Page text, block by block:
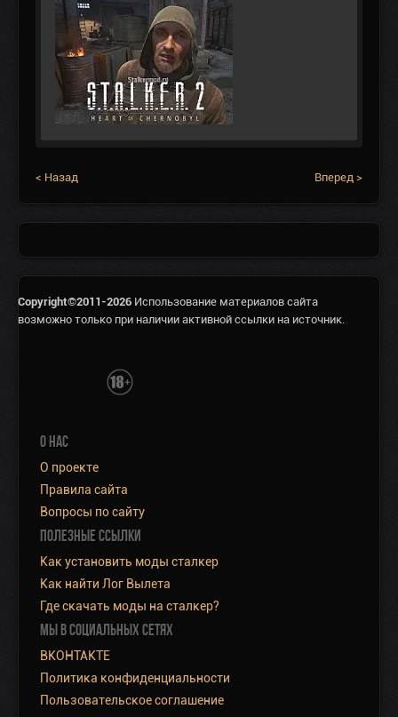
< Назад Вперед >
Copyright©2011-2026 Использование материалов сайта
возможно только при наличии активной ссылки на источник.
О НАС
О проекте
Правила сайта
Вопросы по сайту
ПОЛЕЗНЫЕ ССЫЛКИ
Как установить моды сталкер
Как найти Лог Вылета
Где скачать моды на сталкер?
МЫ В СОЦИАЛЬНЫХ СЕТЯХ
ВКОНТАКТЕ
Политика конфиденциальности
Пользовательское соглашение